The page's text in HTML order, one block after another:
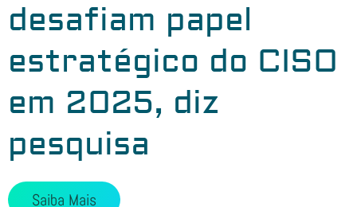
desafiam papel
estratégico do CISO
em 2025, diz
pesquisa
Saiba Mais